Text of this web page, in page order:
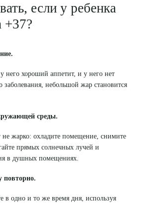
если у ребенка
+37?
него хороший аппетит, и у него нет
заболевания, небольшой жар становится
среды.
жарко: охладите помещение, снимите
прямых солнечных лучей и
в душных помещениях.
повторно.
в одно и то же время дня, используя